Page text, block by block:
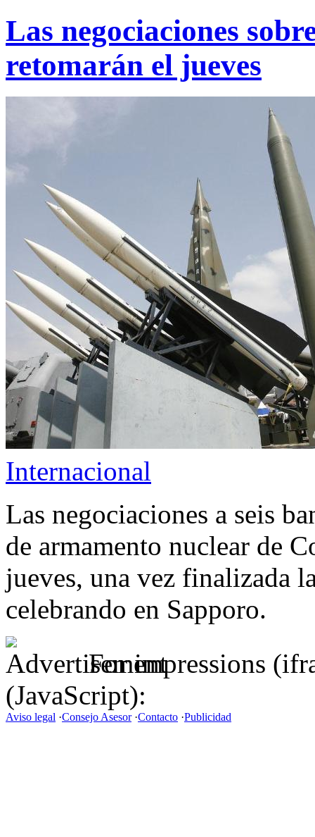
Las negociaciones
retomarán el jueves
Internacional
Las negociaciones a seis
de armamento nuclear de
jueves, una vez finalizada
celebrando en Sapporo.
For impressions
(JavaScript):
Aviso legal ·Consejo Asesor·Contacto ·Publicidad